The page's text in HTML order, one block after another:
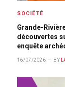
SOCIÉTÉ
Grande-
découvertes
enquête
16/07/2026 BY